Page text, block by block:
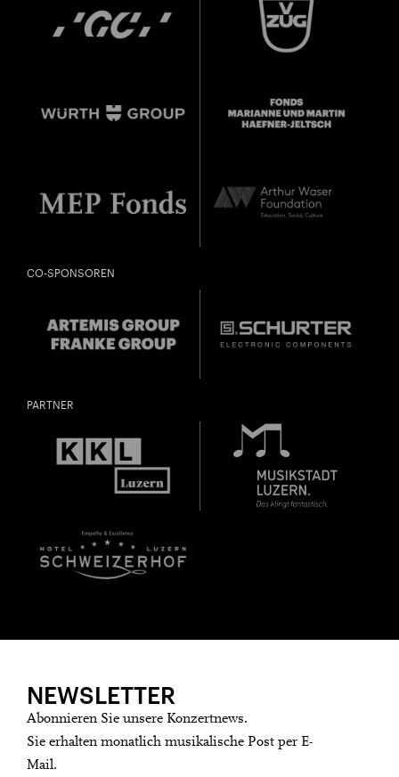
ORCHESTERHAUS 24_11
Vergangen
Freunde oder Bekannte via E-Mail oder Facebook-
Sharing darauf aufmerksam.
U28
U28 bedeutet: Jahrgang 1998
oder jünger.
Jahrgang 1997 oder älter
Donnerstag, 21. Mai,
Geburtsdatum:
CO-SPONSOREN
PARTNER
NEWSLETTER
Abonnieren Sie unsere Konzertnews.
Sie erhalten monatlich musikalische Post per E-
Mail.